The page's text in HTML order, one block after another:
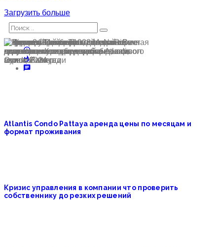
Загрузить больше
Atlantis Condo Pattaya аренда цены по месяцам и
формат проживания
Кризис управления в компании что проверить
собственнику до резких решений